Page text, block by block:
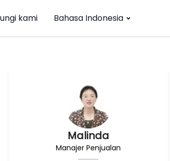
kami Bahasa Indonesia
Malinda
Manajer Penjualan